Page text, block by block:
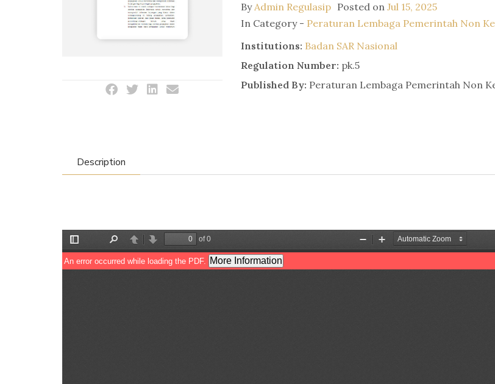
ByAdmin Regulasip Posted on Jul 15, 2025
In Category - Peraturan Lembaga Pemerintah Non
Institutions: Badan SAR Nasional
Regulation Number: pk.5
Published By: Peraturan Lembaga Pemerintah Non
Description